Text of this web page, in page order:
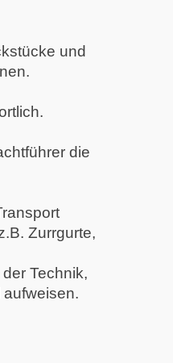
und
die
Zurrgurte,
Technik,